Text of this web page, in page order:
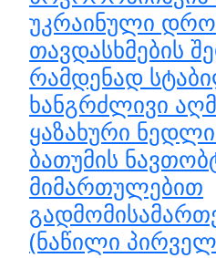
უკრაინული
თავდასხმების
რამდენად
ხანგრძლივი
ყაზახური
ბათუმის
მიმართულებით
(ნაწილი